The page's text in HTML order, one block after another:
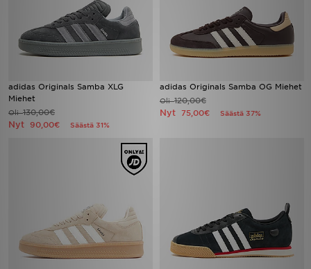
adidas Originals Samba XLG
Miehet
Oli130,00€
Nyt 90,00€ Säästä 31%
adidas Originals Samba OG Miehet
Oli120,00€
Nyt 75,00€ Säästä 37%